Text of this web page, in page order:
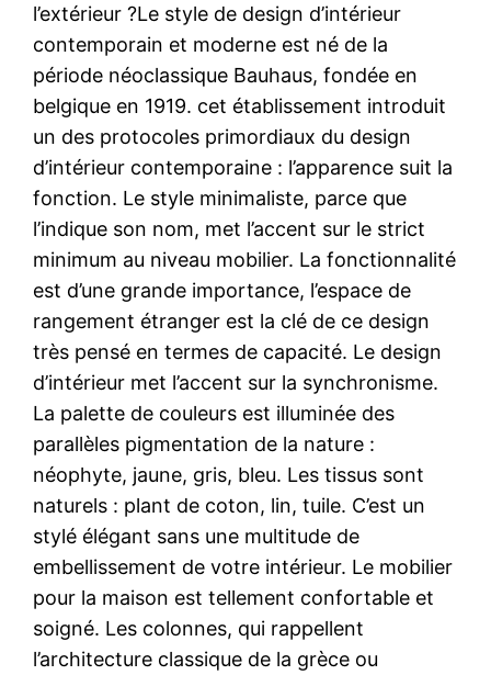
l’extérieur ?Le style de design d’intérieur
contemporain et moderne est né de la
période néoclassique Bauhaus, fondée en
belgique en 1919. cet établissement introduit
un des protocoles primordiaux du design
d’intérieur contemporaine : l’apparence suit la
fonction. Le style minimaliste, parce que
l’indique son nom, met l’accent sur le strict
minimum au niveau mobilier. La fonctionnalité
est d’une grande importance, l’espace de
rangement étranger est la clé de ce design
très pensé en termes de capacité. Le design
d’intérieur met l’accent sur la synchronisme.
La palette de couleurs est illuminée des
parallèles pigmentation de la nature :
néophyte, jaune, gris, bleu. Les tissus sont
naturels : plant de coton, lin, tuile. C’est un
stylé élégant sans une multitude de
embellissement de votre intérieur. Le mobilier
pour la maison est tellement confortable et
soigné. Les colonnes, qui rappellent
l’architecture classique de la grèce ou